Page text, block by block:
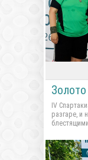
IV
разгаре, и